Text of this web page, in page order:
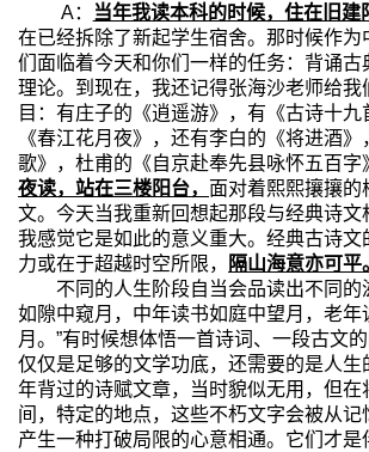
A： 当年我读本科的时候，住在旧建
在已经拆除了新起学生宿舍。那时候作为
们面临着今天和你们一样的任务：背诵古
理论。到现在，我还记得张海沙老师给我
目：有庄子的《逍遥游》，有《古诗十九
《春江花月夜》，还有李白的《将进酒
歌》，杜甫的《自京赴奉先县咏怀五百字
夜读，站在三楼阳台， 面对着熙熙攘攘
文。今天当我重新回想起那段与经典诗文
我感觉它是如此的意义重大。经典古诗文
力或在于超越时空所限，
隔山海意亦可平
不同的人生阶段自当会品读出不同的
如隙中窥月，中年读书如庭中望月，老年
月。”有时候想体悟一首诗词、一段古文
仅仅是足够的文学功底，还需要的是人生
年背过的诗赋文章，当时貌似无用，但在
间，特定的地点，这些不朽文字会被从记
产生一种打破局限的心意相通。它们才是